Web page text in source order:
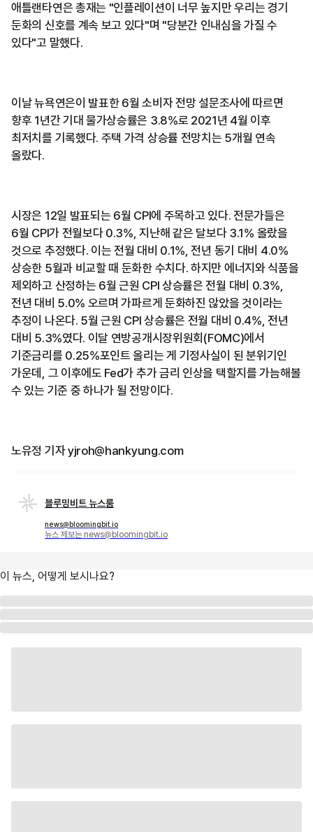
애틀랜타연은 총재는 "인플레이션이 너무 높지만 우리는 경기
둔화의 신호를 계속 보고 있다"며 "당분간 인내심을 가질 수
있다"고 말했다.
이날 뉴욕연은이 발표한 6월 소비자 전망 설문조사에 따르면
향후 1년간 기대 물가상승률은 3.8%로 2021년 4월 이후
최저치를 기록했다. 주택 가격 상승률 전망치는 5개월 연속
올랐다.
시장은 12일 발표되는 6월 CPI에 주목하고 있다. 전문가들은
6월 CPI가 전월보다 0.3%, 지난해 같은 달보다 3.1% 올랐을
것으로 추정했다. 이는 전월 대비 0.1%, 전년 동기 대비 4.0%
상승한 5월과 비교할 때 둔화한 수치다. 하지만 에너지와 식품을
제외하고 산정하는 6월 근원 CPI 상승률은 전월 대비 0.3%,
전년 대비 5.0% 오르며 가파르게 둔화하진 않았을 것이라는
추정이 나온다. 5월 근원 CPI 상승률은 전월 대비 0.4%, 전년
대비 5.3%였다. 이달 연방공개시장위원회(FOMC)에서
기준금리를 0.25%포인트 올리는 게 기정사실이 된 분위기인
가운데, 그 이후에도 Fed가 추가 금리 인상을 택할지를 가늠해볼
수 있는 기준 중 하나가 될 전망이다.
노유정 기자 yjroh@hankyung.com
블루밍비트 뉴스룸
news@bloomingbit.io
뉴스 제보는 news@bloomingbit.io
이 뉴스, 어떻게 보시나요?